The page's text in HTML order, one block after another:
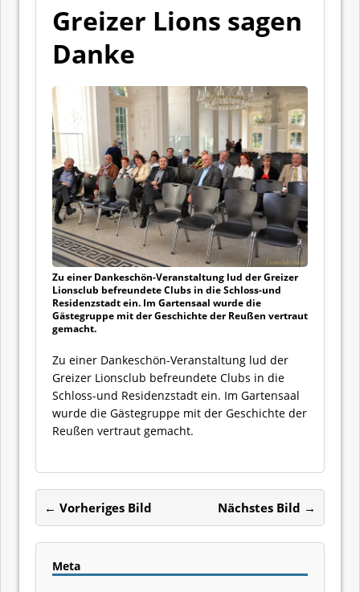
Greizer Lions sagen
Danke
Zu einer Dankeschön-Veranstaltung lud der Greizer
Lionsclub befreundete Clubs in die Schloss-und
Residenzstadt ein. Im Gartensaal wurde die
Gästegruppe mit der Geschichte der Reußen vertraut
gemacht.
Zu einer Dankeschön-Veranstaltung lud der
Greizer Lionsclub befreundete Clubs in die
Schloss-und Residenzstadt ein. Im Gartensaal
wurde die Gästegruppe mit der Geschichte der
Reußen vertraut gemacht.
← Vorheriges Bild Nächstes Bild →
Meta